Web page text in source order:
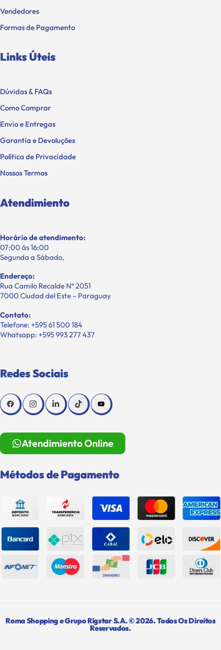
Vendedores
Formas de Pagamento
Links Úteis
Dúvidas & FAQs
Como Comprar
Envio e Entregas
Garantia e Devoluções
Política de Privacidade
Nossos Termos
Atendimiento
Horário de atendimento:
07:00 ás 16:00
Segunda a Sábado,
Endereço:
Rua Camilo Recalde Nº 2051
7000 Ciudad del Este – Paraguay
Contato:
Telefone: +595 61 500 184
Whatsapp: +595 993 277 437
Redes Sociais
Atendimiento Online
Métodos de Pagamento
Roma Shopping e Grupo Rigstar S.A. © 2026. Todos Os Direitos
Reservados.